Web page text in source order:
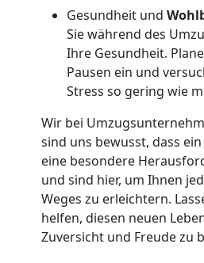
Gesundheit und
Sie während des
Ihre Gesundheit.
Pausen ein und
Stress so gering wie
Wir bei
sind uns bewusst, dass ein
eine besondere
und sind hier, um Ihnen
Weges zu erleichtern.
helfen, diesen neuen
Zuversicht und Freude zu
LKW
Möbellift
Leonding
Übersiedlung
Leonding